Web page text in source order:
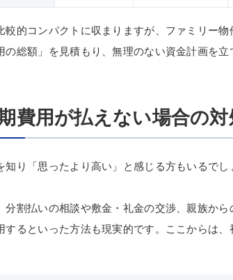
較的コンパクトに収まりますが、ファミリー
の総額」を見積もり、無理のない資金計画を立
費用が払えない場合の対
知り「思ったより高い」と感じる方もいるで
分割払いの相談や敷金・礼金の交渉、親族か
するといった方法も現実的です。ここからは